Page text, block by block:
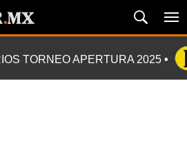
TORNEO APERTURA 2025